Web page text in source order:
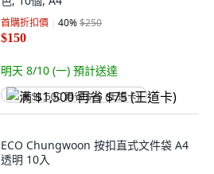
首購折扣價 40%$250
$150
明天 8/10 (一) 預計送達
满 $1,500 再省 $75 (王道卡)
ECO Chungwoon 按扣直式文件袋 A4
透明 10入